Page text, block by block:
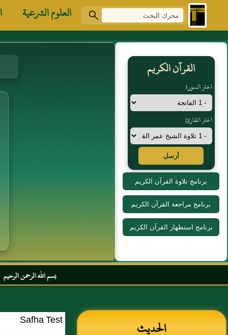
العلوم الشرعية
القرآن الكريم
اختر السورة
اختر القارئ
أرسل
برنامج تلاوة القرآن الكريم
برنامج مراجعة القرآن الكريم
برنامج استظهار القرآن الكريم
بسم الله الرحمن الرحيم السلام
الحديث Safha Test